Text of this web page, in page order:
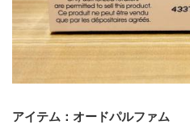
アイテム：オードパルファム